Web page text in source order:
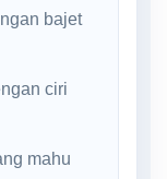
bajet
ciri
mahu